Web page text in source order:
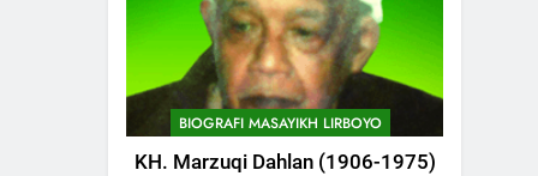
BIOGRAFI MASAYIKH LIRBOYO
KH. Marzuqi Dahlan (1906-1975)
Tam-Taman Lirboyo:
MHM dan Ma’had
Aly Gelar Koreksian
Kitab Semester
POJOK LIRBOYO